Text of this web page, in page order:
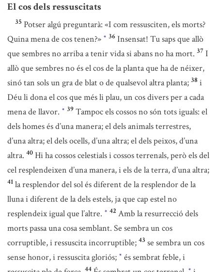
El cos dels ressuscitats
35 Potser algú preguntarà: «I com ressusciten, els morts?
Quina mena de cos tenen?» * 36 Insensat! Tu saps que allò
que sembres no arriba a tenir vida si abans no ha mort. 37 I
allò que sembres no és el cos de la planta que ha de néixer,
sinó tan sols un gra de blat o de qualsevol altra planta; 38 i
Déu li dona el cos que més li plau, un cos divers per a cada
mena de llavor. * 39 Tampoc els cossos no són tots iguals: el
dels homes és d’una manera; el dels animals terrestres,
d’una altra; el dels ocells, d’una altra; el dels peixos, d’una
altra. 40 Hi ha cossos celestials i cossos terrenals, però els del
cel resplendeixen d’una manera, i els de la terra, d’una altra;
41 la resplendor del sol és diferent de la resplendor de la
lluna i diferent de la dels estels, ja que cap estel no
resplendeix igual que l’altre. * 42 Amb la resurrecció dels
morts passa una cosa semblant. Se sembra un cos
corruptible, i ressuscita incorruptible; 43 se sembra un cos
sense honor, i ressuscita gloriós; * és sembrat feble, i
44 *